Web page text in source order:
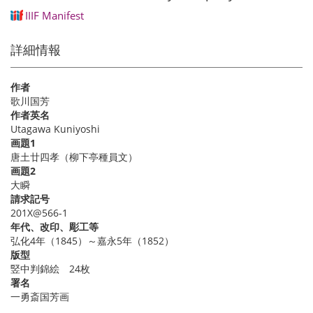
IIIF Manifest
詳細情報
作者
歌川国芳
作者英名
Utagawa Kuniyoshi
画題1
唐土廿四孝（柳下亭種員文）
画題2
大瞬
請求記号
201X@566-1
年代、改印、彫工等
弘化4年（1845）～嘉永5年（1852）
版型
竪中判錦絵 24枚
署名
一勇斎国芳画